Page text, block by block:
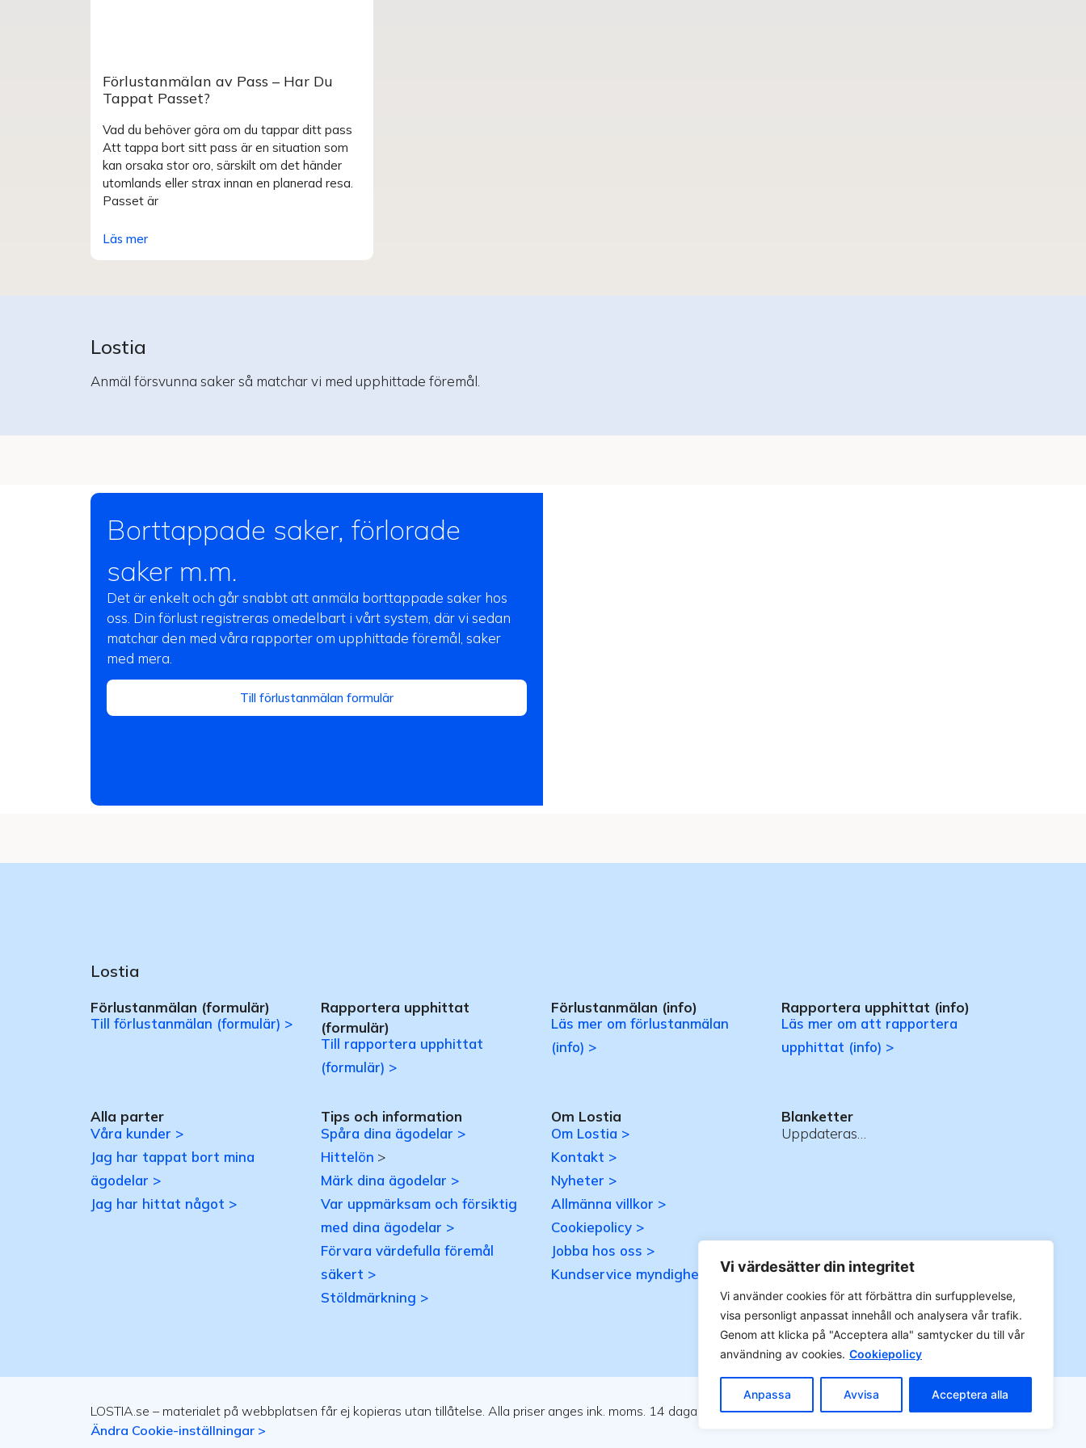
Vi värdesätter din integritet
Vi använder cookies för att förbättra din surfupplevelse,
visa personligt anpassat innehåll och analysera vår trafik.
Genom att klicka på "Acceptera alla" samtycker du till vår
användning av cookies. Cookiepolicy
Anpassa Avvisa Acceptera alla
Förlustanmälan av Pass – Har Du
Tappat Passet?
Vad du behöver göra om du tappar ditt pass
Att tappa bort sitt pass är en situation som
kan orsaka stor oro, särskilt om det händer
utomlands eller strax innan en planerad resa.
Passet är
Läs mer
Lostia
Anmäl försvunna saker så matchar vi med upphittade föremål.
Borttappade saker, förlorade
saker m.m.
Det är enkelt och går snabbt att anmäla borttappade saker hos
oss. Din förlust registreras omedelbart i vårt system, där vi sedan
matchar den med våra rapporter om upphittade föremål, saker
med mera.
Till förlustanmälan formulär
Lostia
Förlustanmälan (formulär)
Till förlustanmälan (formulär) >
Rapportera upphittat
(formulär)
Till rapportera upphittat
(formulär) >
Förlustanmälan (info)
Läs mer om förlustanmälan
(info) >
Rapportera upphittat (info)
Läs mer om att rapportera
upphittat (info) >
Alla parter
Våra kunder >
Jag har tappat bort mina
ägodelar >
Jag har hittat något >
Tips och information
Spåra dina ägodelar >
Hittelön >
Märk dina ägodelar >
Var uppmärksam och försiktig
med dina ägodelar >
Förvara värdefulla föremål
säkert >
Stöldmärkning >
Om Lostia
Om Lostia >
Kontakt >
Nyheter >
Allmänna villkor >
Cookiepolicy >
Jobba hos oss >
Kundservice myndigheter >
Blanketter
Uppdateras…
LOSTIA.se – materialet på webbplatsen får ej kopieras utan tillåtelse. Alla priser anges ink. moms. 14 dagars ångerrätt.
Ändra Cookie-inställningar >